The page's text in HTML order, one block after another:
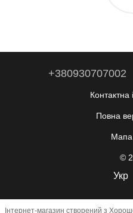
+380930707002
Контактна
Повна
Мапа
©
Укр
Інтернет-магазин створений з